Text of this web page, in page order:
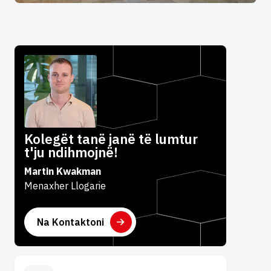
Kolegët tanë janë të lumtur
t'ju ndihmojnë!
Martin Kwakman
Menaxher Llogarie
Na Kontaktoni